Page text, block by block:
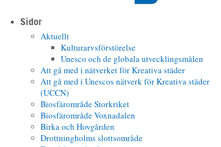
Sidor
Aktuellt
Kulturarvsförstörelse
Unesco och de globala utvecklingsmålen
Att gå med i nätverket för Kreativa städer
Att gå med i Unescos nätverk för Kreativa städer
(UCCN)
Biosfärområde Storkriket
Biosfärområde Voxnadalen
Birka och Hovgården
Drottningholms slottsområde